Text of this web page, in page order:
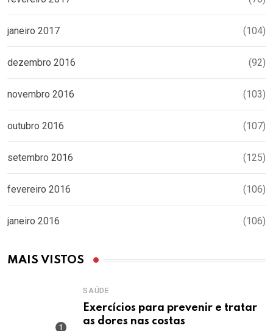
janeiro 2017 (104)
dezembro 2016 (92)
novembro 2016 (103)
outubro 2016 (107)
setembro 2016 (125)
fevereiro 2016 (106)
janeiro 2016 (106)
MAIS VISTOS
SAÚDE
Exercícios para prevenir e tratar
as dores nas costas